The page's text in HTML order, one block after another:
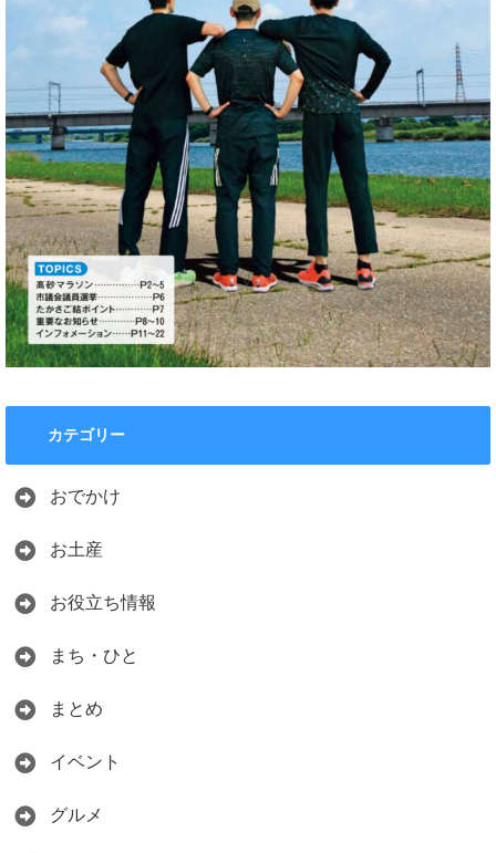
カテゴリー
おでかけ
お土産
お役立ち情報
まち・ひと
まとめ
イベント
グルメ